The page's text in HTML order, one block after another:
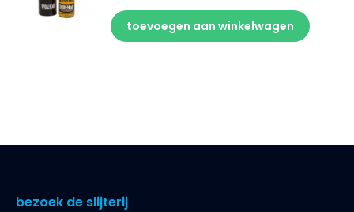
toevoegen aan winkelwagen
bezoek de slijterij